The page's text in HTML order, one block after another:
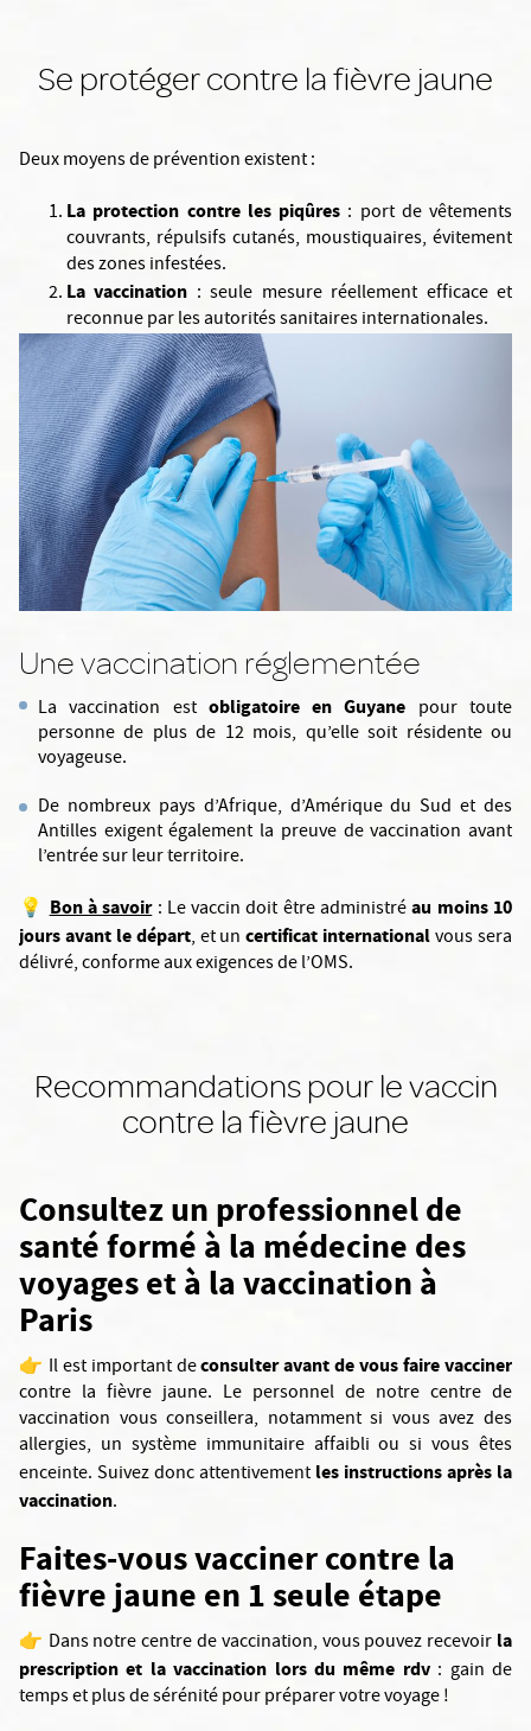
Se protéger contre la fièvre jaune
Deux moyens de prévention existent :
La protection contre les piqûres : port de vêtements
couvrants, répulsifs cutanés, moustiquaires, évitement
des zones infestées.
La vaccination : seule mesure réellement efficace et
reconnue par les autorités sanitaires internationales.
Une vaccination réglementée
La vaccination est obligatoire en Guyane pour toute
personne de plus de 12 mois, qu’elle soit résidente ou
voyageuse.
De nombreux pays d’Afrique, d’Amérique du Sud et des
Antilles exigent également la preuve de vaccination avant
l’entrée sur leur territoire.
💡Bon à savoir : Le vaccin doit être administréau moins 10
jours avant le départ, et uncertificat internationalvous sera
délivré, conforme aux exigences de l’OMS.
Recommandations pour le vaccin
contre la fièvre jaune
Consultez un professionnel de
santé formé à la médecine des
voyages et à la vaccination à
Paris
👉 Il est important deconsulter avant de vous faire vacciner
contre la fièvre jaune. Le personnel de notre centre de
vaccination vous conseillera, notamment si vous avez des
allergies, un système immunitaire affaibli ou si vous êtes
enceinte. Suivez donc attentivement les instructions après la
vaccination.
Faites-vous vacciner contre la
fièvre jaune en 1 seule étape
👉 Dans notre centre de vaccination, vous pouvez recevoir la
prescription et la vaccination lors du même rdv: gain de
temps et plus de sérénité pour préparer votre voyage !